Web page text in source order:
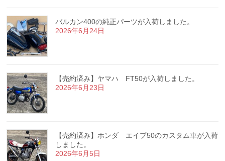
バルカン400の純正パーツが入荷しました。
2026年6月24日
【売約済み】ヤマハ FT50が入荷しました。
2026年6月23日
【売約済み】ホンダ エイプ50のカスタム車が入荷
しました。
2026年6月5日